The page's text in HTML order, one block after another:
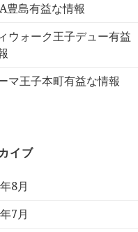
豊島有益な情報
ウォーク王子デュー有益
マ王子本町有益な情報
イブ
8月
7月